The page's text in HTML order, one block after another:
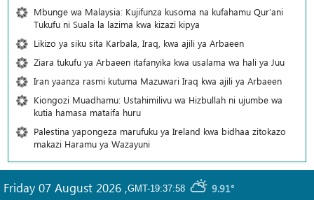
Mbunge wa Malaysia: Kujifunza kusoma na kufahamu Qur’ani
Tukufu ni Suala la lazima kwa kizazi kipya
Likizo ya siku sita Karbala, Iraq, kwa ajili ya Arbaeen
Ziara tukufu ya Arbaeen itafanyika kwa usalama wa hali ya Juu
Iran yaanza rasmi kutuma Mazuwari Iraq kwa ajili ya Arbaeen
Kiongozi Muadhamu: Ustahimilivu wa Hizbullah ni ujumbe wa
kutia hamasa mataifa huru
Palestina yapongeza marufuku ya Ireland kwa bidhaa zitokazo
makazi Haramu ya Wazayuni
GMT-19:37:58 9.91°
Friday 07 August 2026 ,